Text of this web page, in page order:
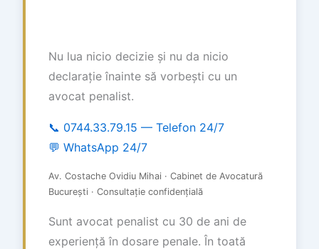
Nu lua nicio decizie și nu da nicio
declarație înainte să vorbești cu un
avocat penalist.
📞 0744.33.79.15 — Telefon 24/7
💬 WhatsApp 24/7
Av. Costache Ovidiu Mihai · Cabinet de Avocatură
București · Consultație confidențială
Sunt avocat penalist cu 30 de ani de
experiență în dosare penale. În toată